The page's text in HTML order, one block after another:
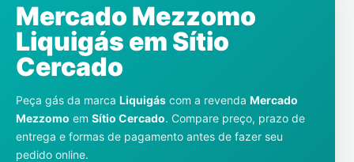
Notícias
Cadastre-se
Gás
Contatos
Mercado Mezzomo
Liquigás em Sítio
Cercado
Peça gás da marca Liquigás com a revenda Mercado
Mezzomo em Sítio Cercado. Compare preço, prazo de
entrega e formas de pagamento antes de fazer seu
pedido online.